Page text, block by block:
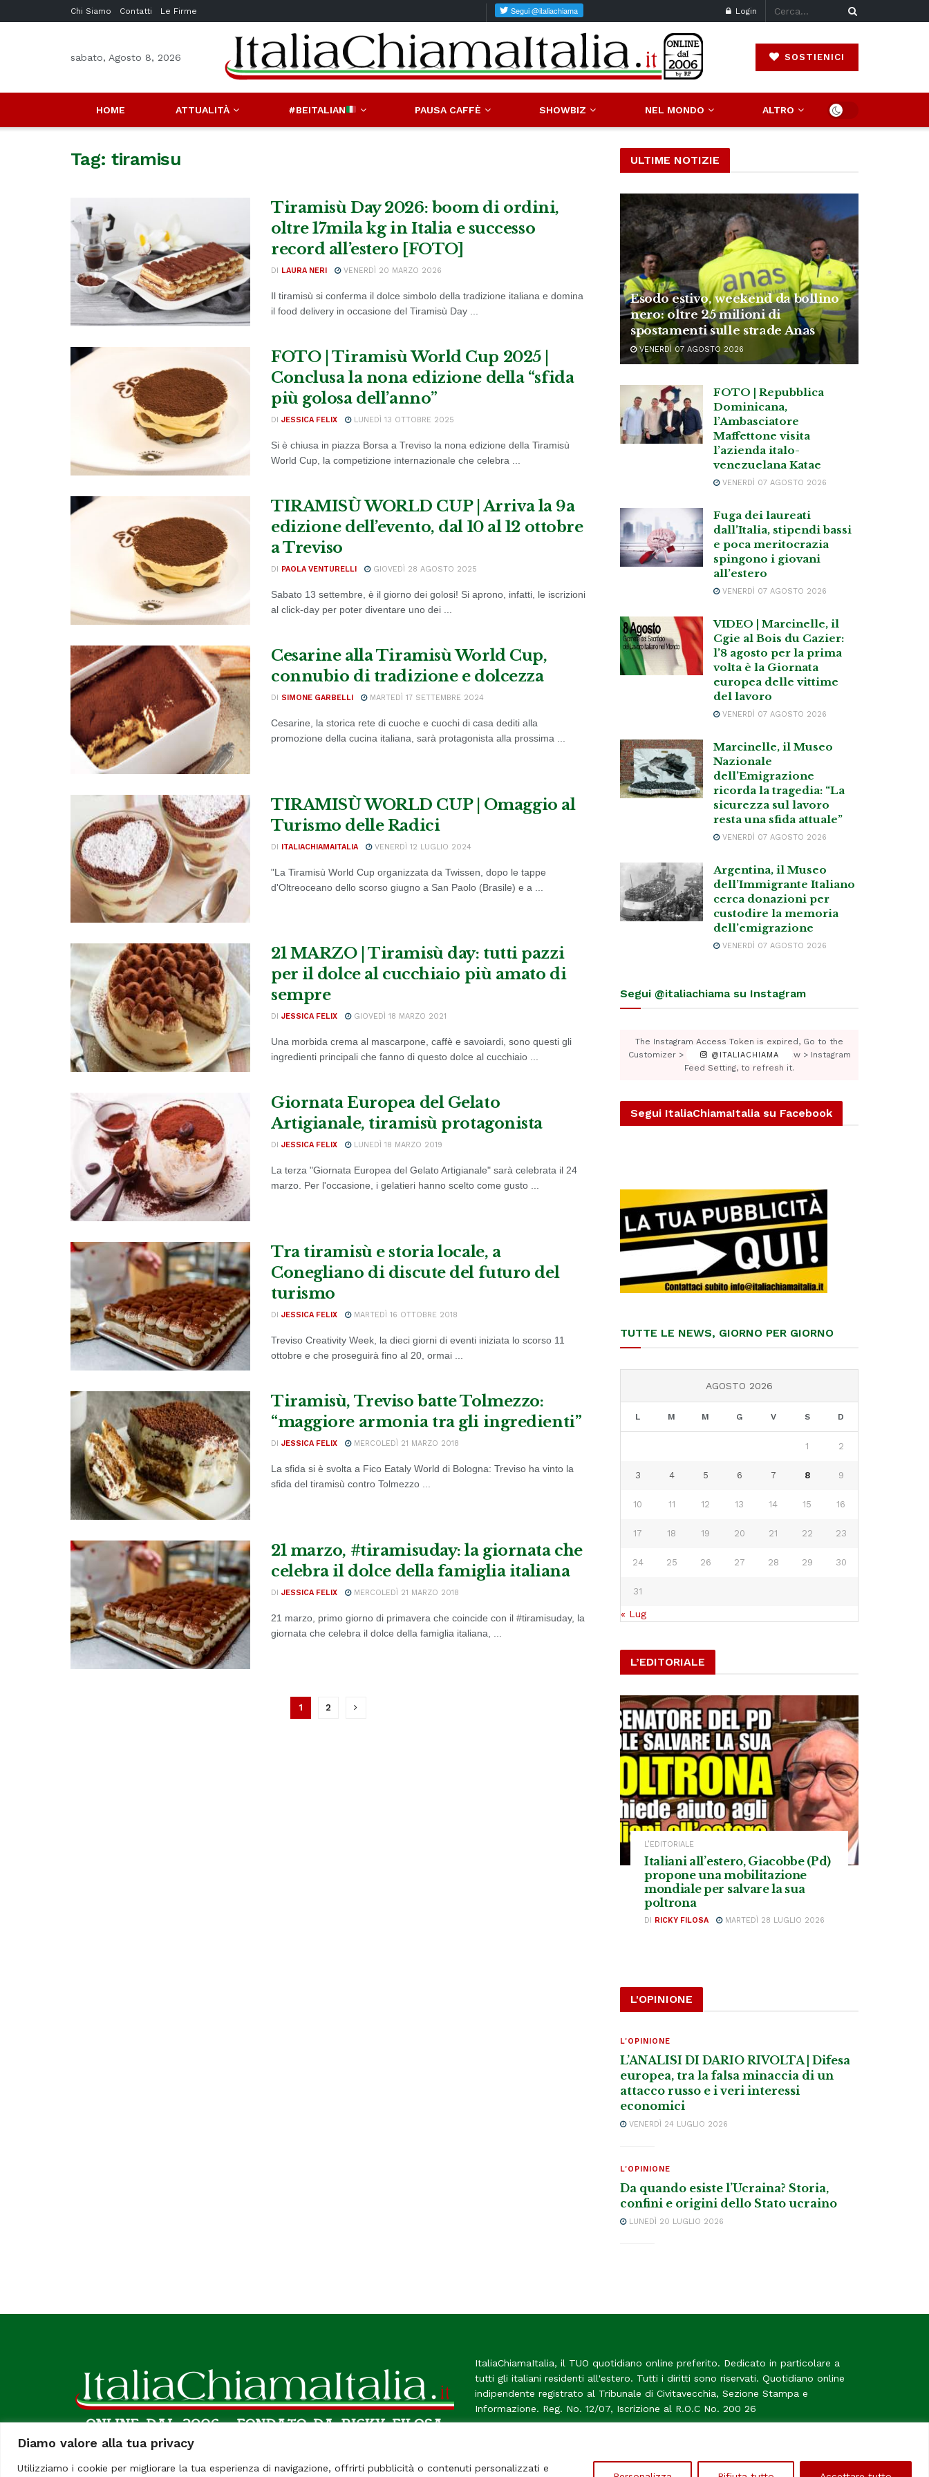
Diamo valore alla tua privacy
Utilizziamo i cookie per migliorare la tua esperienza di navigazione, offrirti pubblicità o contenuti personalizzati e
Chi Siamo Contatti Le Firme Login
sabato, Agosto 8, 2026 SOSTIENICI
HOME ATTUALITÀ #BEITALIAN PAUSA CAFFÈ SHOWBIZ NEL MONDO ALTRO
Tag:tiramisu
Tiramisù Day 2026: boom di ordini,
oltre 17mila kg in Italia e successo
record all’estero [FOTO]
DI LAURA NERI VENERDÌ 20 MARZO 2026
Il tiramisù si conferma il dolce simbolo della tradizione italiana e domina
il food delivery in occasione del Tiramisù Day ...
FOTO | Tiramisù World Cup 2025 |
Conclusa la nona edizione della “sfida
più golosa dell’anno”
DI JESSICA FELIX LUNEDÌ 13 OTTOBRE 2025
Si è chiusa in piazza Borsa a Treviso la nona edizione della Tiramisù
World Cup, la competizione internazionale che celebra ...
TIRAMISÙ WORLD CUP | Arriva la 9a
edizione dell’evento, dal 10 al 12 ottobre
a Treviso
DI PAOLA VENTURELLI GIOVEDÌ 28 AGOSTO 2025
Sabato 13 settembre, è il giorno dei golosi! Si aprono, infatti, le iscrizioni
al click-day per poter diventare uno dei ...
Cesarine alla Tiramisù World Cup,
connubio di tradizione e dolcezza
DI SIMONE GARBELLI MARTEDÌ 17 SETTEMBRE 2024
Cesarine, la storica rete di cuoche e cuochi di casa dediti alla
promozione della cucina italiana, sarà protagonista alla prossima ...
TIRAMISÙ WORLD CUP | Omaggio al
Turismo delle Radici
DI ITALIACHIAMAITALIA VENERDÌ 12 LUGLIO 2024
"La Tiramisù World Cup organizzata da Twissen, dopo le tappe
d'Oltreoceano dello scorso giugno a San Paolo (Brasile) e a ...
21 MARZO | Tiramisù day: tutti pazzi
per il dolce al cucchiaio più amato di
sempre
DI JESSICA FELIX GIOVEDÌ 18 MARZO 2021
Una morbida crema al mascarpone, caffè e savoiardi, sono questi gli
ingredienti principali che fanno di questo dolce al cucchiaio ...
Giornata Europea del Gelato
Artigianale, tiramisù protagonista
DI JESSICA FELIX LUNEDÌ 18 MARZO 2019
La terza "Giornata Europea del Gelato Artigianale" sarà celebrata il 24
marzo. Per l'occasione, i gelatieri hanno scelto come gusto ...
Tra tiramisù e storia locale, a
Conegliano di discute del futuro del
turismo
DI JESSICA FELIX MARTEDÌ 16 OTTOBRE 2018
Treviso Creativity Week, la dieci giorni di eventi iniziata lo scorso 11
ottobre e che proseguirà fino al 20, ormai ...
Tiramisù, Treviso batte Tolmezzo:
“maggiore armonia tra gli ingredienti”
DI JESSICA FELIX MERCOLEDÌ 21 MARZO 2018
La sfida si è svolta a Fico Eataly World di Bologna: Treviso ha vinto la
sfida del tiramisù contro Tolmezzo ...
21 marzo, #tiramisuday: la giornata che
celebra il dolce della famiglia italiana
DI JESSICA FELIX MERCOLEDÌ 21 MARZO 2018
21 marzo, primo giorno di primavera che coincide con il #tiramisuday, la
giornata che celebra il dolce della famiglia italiana, ...
1 2
ULTIME NOTIZIE
Esodo estivo, weekend da bollino
nero: oltre 25 milioni di
spostamenti sulle strade Anas
VENERDÌ 07 AGOSTO 2026
FOTO | Repubblica
Dominicana,
l’Ambasciatore
Maffettone visita
l’azienda italo-
venezuelana Katae
VENERDÌ 07 AGOSTO 2026
Fuga dei laureati
dall’Italia, stipendi bassi
e poca meritocrazia
spingono i giovani
all’estero
VENERDÌ 07 AGOSTO 2026
VIDEO | Marcinelle, il
Cgie al Bois du Cazier:
l’8 agosto per la prima
volta è la Giornata
europea delle vittime
del lavoro
VENERDÌ 07 AGOSTO 2026
Marcinelle, il Museo
Nazionale
dell’Emigrazione
ricorda la tragedia: “La
sicurezza sul lavoro
resta una sfida attuale”
VENERDÌ 07 AGOSTO 2026
Argentina, il Museo
dell’Immigrante Italiano
cerca donazioni per
custodire la memoria
dell’emigrazione
VENERDÌ 07 AGOSTO 2026
Segui @italiachiama su Instagram
@ITALIACHIAMA
The Instagram Access Token is expired, Go to the
Customizer > JNews : Social, Like & View > Instagram
Feed Setting, to refresh it.
Segui ItaliaChiamaItalia su Facebook
TUTTE LE NEWS, GIORNO PER GIORNO
AGOSTO 2026
L M M G V S D
1 2
3 4 5 6 7 8 9
10 11 12 13 14 15 16
17 18 19 20 21 22 23
24 25 26 27 28 29 30
31
« Lug
L’EDITORIALE
L’EDITORIALE
Italiani all’estero, Giacobbe (Pd)
propone una mobilitazione
mondiale per salvare la sua
poltrona
DI RICKY FILOSA MARTEDÌ 28 LUGLIO 2026
L'OPINIONE
L'OPINIONE
L’ANALISI DI DARIO RIVOLTA | Difesa
europea, tra la falsa minaccia di un
attacco russo e i veri interessi
economici
VENERDÌ 24 LUGLIO 2026
L'OPINIONE
Da quando esiste l’Ucraina? Storia,
confini e origini dello Stato ucraino
LUNEDÌ 20 LUGLIO 2026
ItaliaChiamaItalia, il TUO quotidiano online preferito. Dedicato in particolare a
tutti gli italiani residenti all'estero. Tutti i diritti sono riservati. Quotidiano online
indipendente registrato al Tribunale di Civitavecchia, Sezione Stampa e
Informazione. Reg. No. 12/07, Iscrizione al R.O.C No. 200 26